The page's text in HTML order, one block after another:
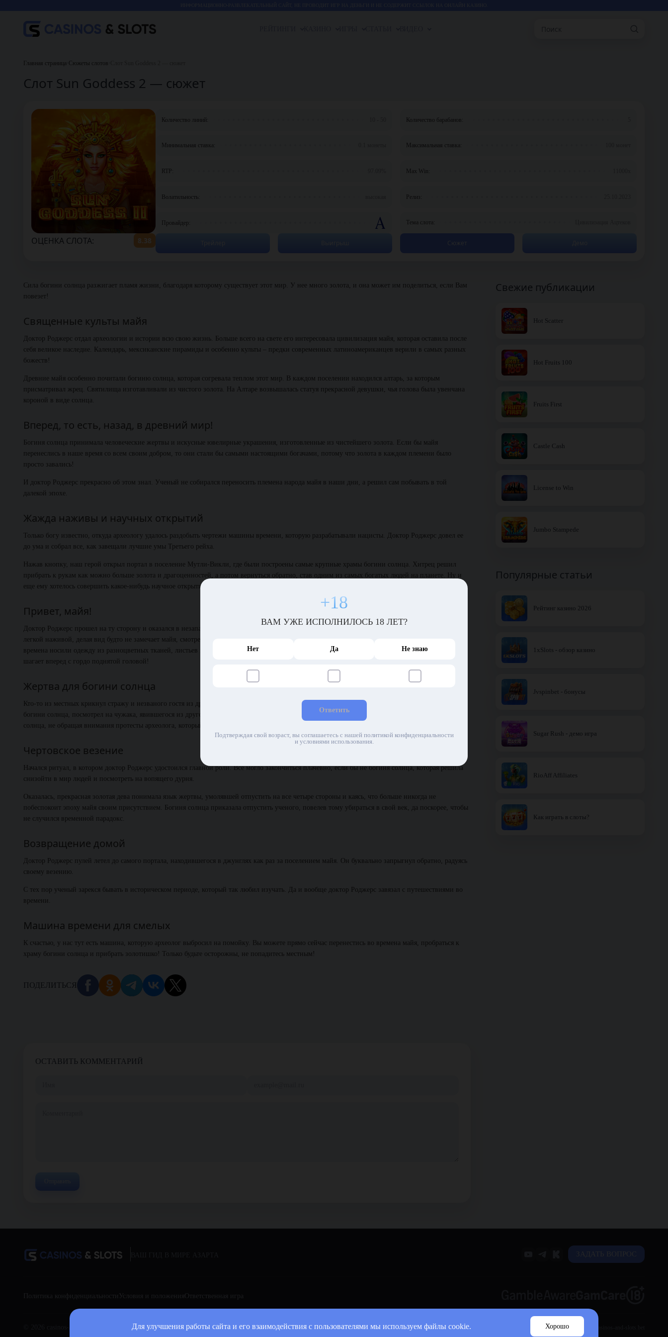
Главная страница Сюжеты слотов
Слот Sun Goddess 2 — сюжет
ОЦЕНКА СЛОТА: 8.38
Количество линий: Количество барабанов:
Минимальная ставка: Максимальная ставка:
RTP: Max Win:
Волатильность: Релиз:
Провайдер: Тема слота:
Сюжет
Сила богини солнца разжигает пламя жизни, благодаря которому существует этот мир. У нее много золота, и она может им поделиться, если Вам
повезет!
Священные культы майя
Доктор Роджерс отдал археологии и истории всю свою жизнь. Больше всего на свете его интересовала цивилизация майя, которая оставила после
себя великое наследие. Календарь, мексиканские пирамиды и особенно культы – предки современных латиноамериканцев верили в самых разных
божеств!
Древние майя особенно почитали богиню солнца, которая согревала теплом этот мир. В каждом поселении находился алтарь, за которым
присматривал жрец. Святилища изготавливали из чистого золота. На Алтаре возвышалась статуя прекрасной девушки, чья голова была увенчана
короной в виде солнца.
Вперед, то есть, назад, в древний мир!
Богиня солнца принимала человеческие жертвы и искусные ювелирные украшения, изготовленные из чистейшего золота. Если бы майя
перенеслись в наше время со всем своим добром, то они стали бы самыми настоящими богачами, потому что золота в каждом племени было
просто завались!
И доктор Роджерс прекрасно об этом знал. Ученый не собирался переносить племена народа майя в наши дни, а решил сам побывать в той
далекой эпохе.
Жажда наживы и научных открытий
Только богу известно, откуда археологу удалось раздобыть чертежи машины времени, которую разрабатывали нацисты. Доктор Роджерс довел ее
до ума и собрал все, как завещали лучшие умы Третьего рейха.
Нажав кнопку, наш герой открыл портал в поселение Мутли-Викли, где были построены самые крупные храмы богини солнца. Хитрец решил
прибрать к рукам как можно больше золота и драгоценностей, а потом вернуться обратно, став одним из самых богатых людей на планете. Ну и
еще ему хотелось совершить какое-нибудь научное открытие, но это так уже – между делом, если повезет!
Привет, майя!
Доктор Роджерс прошел на ту сторону и оказался в незапамятных временах. Осмотревшись, он увидел храм богини солнца и отправился туда за
легкой наживой, делая вид будто не замечает майя, смотревших на него, как на выходца с того света. Еще бы – все нормальные люди в те далекие
времена носили одежду из разноцветных тканей, листьев и перьев, а этот тип нацепил на себя какой-то белый халат, напялил на ноги ботинки и
шагает вперед с гордо поднятой головой!
Жертва для богини солнца
Кто-то из местных крикнул стражу и незваного гостя из другой эпохи скрутили. Доктора Роджерса отвели к верховному жрецу. Служитель
богини солнца, посмотрел на чужака, явившегося из другой реальности. Верховный жрец решил принести «белого демона» в жертву богине
солнца, не обращая внимания протесты археолога, который, несмотря на языковой барьер, понимал, что дело принимает дурной оборот.
Чертовское везение
Начался ритуал, в котором доктор Роджерс удостоился главной роли. Все могло закончиться плачевно, если бы не богиня солнца, которая решила
снизойти в мир людей и посмотреть на вопящего дурня.
Оказалась, прекрасная золотая дева понимала язык жертвы, умолявшей отпустить на все четыре стороны и каясь, что больше никогда не
побеспокоит эпоху майя своим присутствием. Богиня солнца приказала отпустить ученого, повелев тому убираться в свой век, да поскорее, чтобы
не случился временной парадокс.
Возвращение домой
Доктор Роджерс пулей летел до самого портала, находившегося в джунглях как раз за поселением майя. Он буквально запрыгнул обратно, радуясь
своему везению.
С тех пор ученый зарекся бывать в историческом периоде, который так любил изучать. Да и вообще доктор Роджерс завязал с путешествиями во
времени.
Машина времени для смелых
К счастью, у нас тут есть машина, которую археолог выбросил на помойку. Вы можете прямо сейчас перенестись во времена майя, пробраться к
храму богини солнца и прибрать золотишко! Только будьте осторожны, не попадитесь местным!
ПОДЕЛИТЬСЯ
ОСТАВИТЬ КОММЕНТАРИЙ
Свежие публикации
Hot Scatter
Hot Fruits 100
Fruits First
Castle Cash
License to Win
Jumbo Stampede
Популярные статьи
Рейтинг казино 2026
1xSlots - обзор казино
Jvspinbet - бонусы
Sugar Rush - демо игра
RioAff Affiliates
Как играть в слоты?
ЗАДАТЬ ВОПРОС
Политика конфиденциальности Условия и положения Ответственная игра
© 2026 casinos-and-slots.bet Все права защищены.Для улучшения работы сайта и его взаимодействия с пользователями мы используем файлы cookie. Хорошо
+18
ВАМ УЖЕ ИСПОЛНИЛОСЬ 18 ЛЕТ?
Нет Да Не знаю
Ответить
Подтверждая свой возраст, вы соглашаетесь с нашей политикой конфиденциальности
и условиями использования.